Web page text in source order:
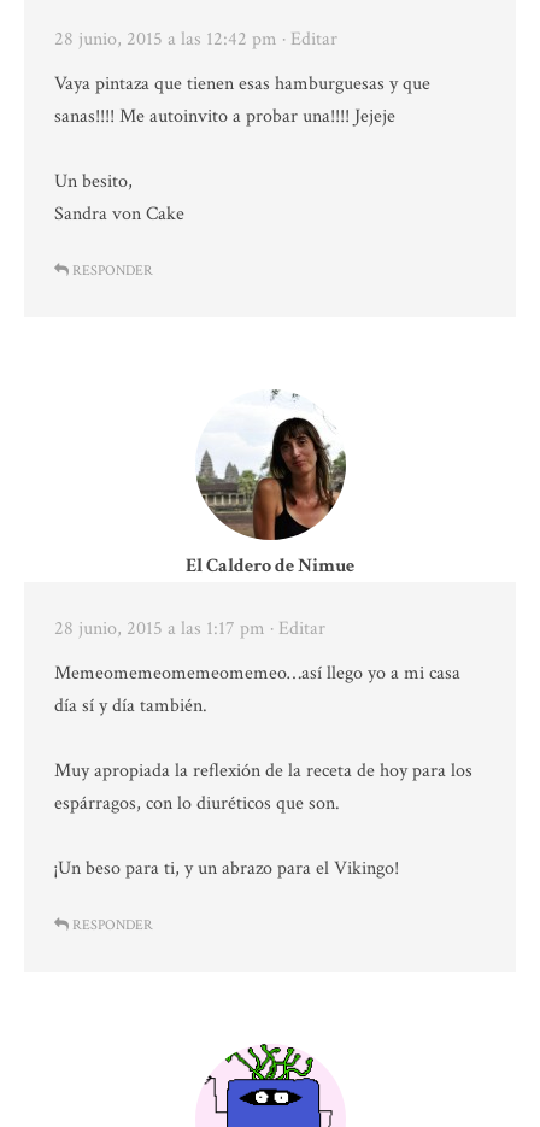
28 junio, 2015 a las 12:42 pm · Editar
Vaya pintaza que tienen esas hamburguesas y que
sanas!!!! Me autoinvito a probar una!!!! Jejeje
Un besito,
Sandra von Cake
RESPONDER
El Caldero de Nimue
28 junio, 2015 a las 1:17 pm · Editar
Memeomemeomemeomemeo…así llego yo a mi casa
día sí y día también.
Muy apropiada la reflexión de la receta de hoy para los
espárragos, con lo diuréticos que son.
¡Un beso para ti, y un abrazo para el Vikingo!
RESPONDER